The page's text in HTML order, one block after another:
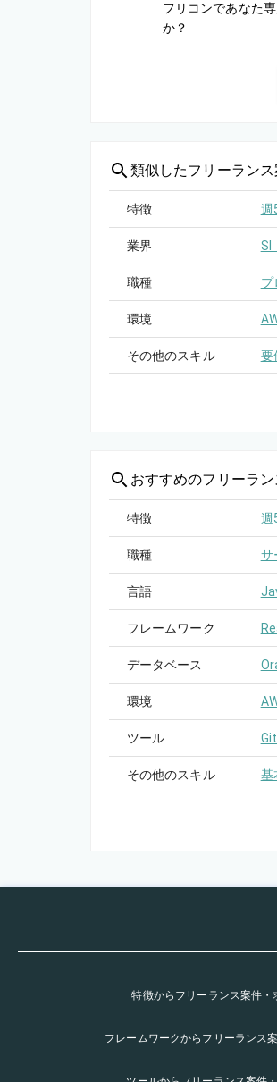
フリコンであなた
か？
類似したフリーラン
特徴 週
業界 SI
職種 プ
環境
その他のスキル 要
おすすめのフリーラ
特徴 週
職種 サ
言語
フレームワーク
データベース
環境
ツール Git
その他のスキル 基
特徴からフリーランス案件・
フレームワークからフリーランス